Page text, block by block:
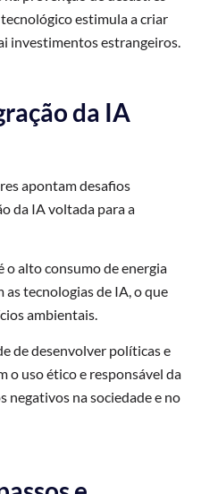
estimula a criar
investimentos estrangeiros.
da IA
apontam desafios
da IA voltada para a
o alto consumo de energia
tecnologias de IA, o que
ambientais.
de desenvolver políticas e
o uso ético e responsável da
negativos na sociedade e no